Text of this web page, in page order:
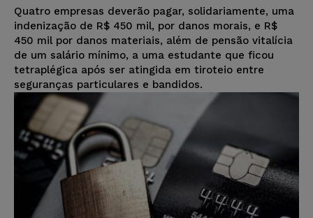
Quatro empresas deverão pagar, solidariamente, uma
indenização de R$ 450 mil, por danos morais, e R$
450 mil por danos materiais, além de pensão vitalícia
de um salário mínimo, a uma estudante que ficou
tetraplégica após ser atingida em tiroteio entre
seguranças particulares e bandidos.